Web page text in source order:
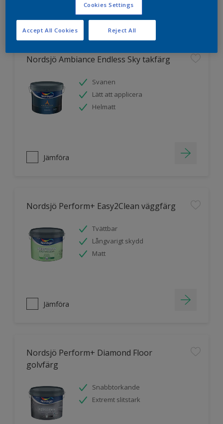
Nordsjö Ambiance Endless Sky takfärg
Svanen
Lätt att applicera
Helmatt
Jämföra
Nordsjö Perform+ Easy2Clean väggfärg
Tvättbar
Långvarigt skydd
Matt
Jämföra
Nordsjö Perform+ Diamond Floor
golvfärg
Snabbtorkande
Extremt slitstark
Cookies Settings
Reject All
Accept All Cookies